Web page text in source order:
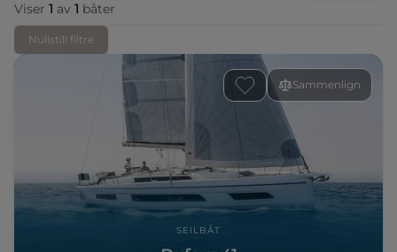
Viser 1 av 1 båter
Nullstill filtre
Sammenlign
SEILBÅT